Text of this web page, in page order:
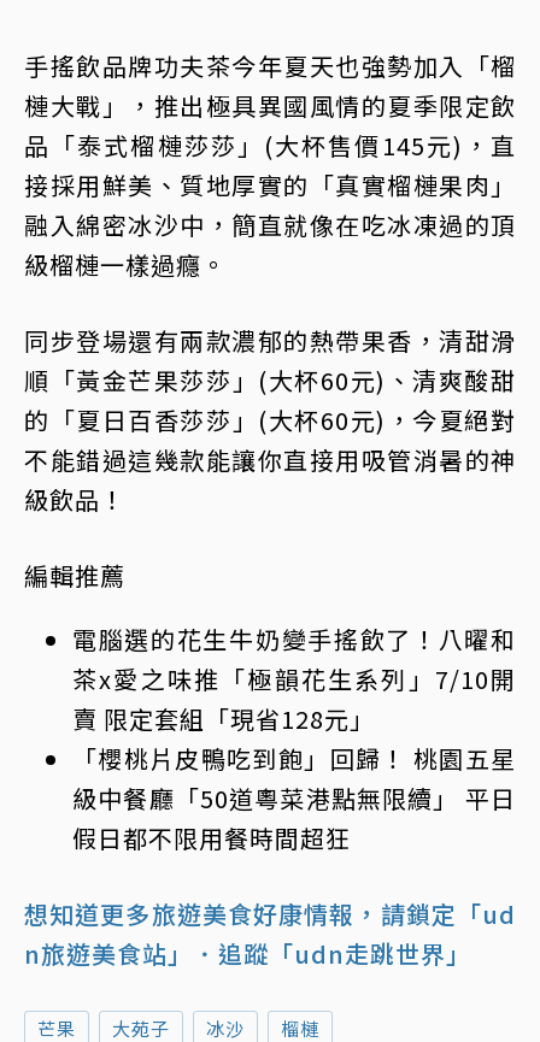
手搖飲品牌功夫茶今年夏天也強勢加入「榴
槤大戰」，推出極具異國風情的夏季限定飲
品「泰式榴槤莎莎」(大杯售價145元)，直
接採用鮮美、質地厚實的「真實榴槤果肉」
融入綿密冰沙中，簡直就像在吃冰凍過的頂
級榴槤一樣過癮。
同步登場還有兩款濃郁的熱帶果香，清甜滑
順「黃金芒果莎莎」(大杯60元)、清爽酸甜
的「夏日百香莎莎」(大杯60元)，今夏絕對
不能錯過這幾款能讓你直接用吸管消暑的神
級飲品！
編輯推薦
電腦選的花生牛奶變手搖飲了！八曜和
茶x愛之味推「極韻花生系列」7/10開
賣 限定套組「現省128元」
「櫻桃片皮鴨吃到飽」回歸！ 桃園五星
級中餐廳「50道粵菜港點無限續」 平日
假日都不限用餐時間超狂
想知道更多旅遊美食好康情報，請鎖定「ud
n旅遊美食站」
．追蹤「udn走跳世界」
芒果 大苑子 冰沙 榴槤